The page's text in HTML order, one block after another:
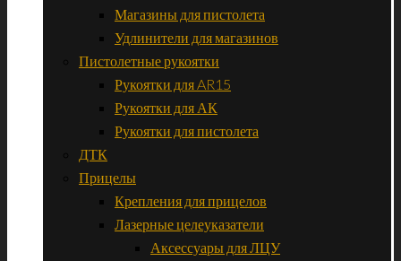
Магазины для пистолета
Удлинители для магазинов
Пистолетные рукоятки
Рукоятки для AR15
Рукоятки для АК
Рукоятки для пистолета
ДТК
Прицелы
Крепления для прицелов
Лазерные целеуказатели
Аксессуары для ЛЦУ